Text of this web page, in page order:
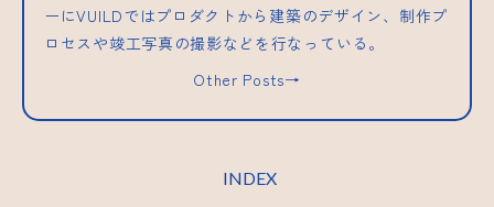
ーにVUILDではプロダクトから建築のデザイン、制作プ
ロセスや竣工写真の撮影などを行なっている。
Other Posts→
INDEX